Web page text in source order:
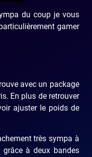
du coup je vous
gamer
avec un package
En plus de retrouver
ajuster le poids de
très sympa à
à deux bandes